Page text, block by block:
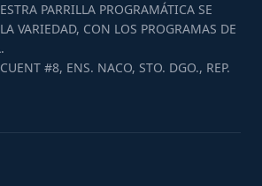
PARRILLA PROGRAMÁTICA SE
VARIEDAD, CON LOS PROGRAMAS DE
#8, ENS. NACO, STO. DGO., REP.